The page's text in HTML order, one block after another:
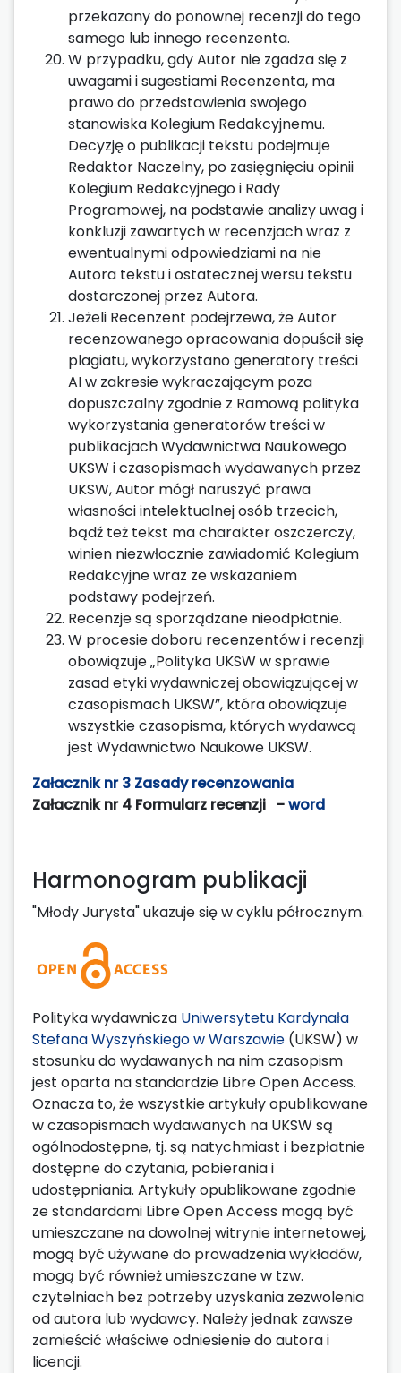
przekazany do ponownej recenzji do tego
samego lub innego recenzenta.
W przypadku, gdy Autor nie zgadza się z
uwagami i sugestiami Recenzenta, ma
prawo do przedstawienia swojego
stanowiska Kolegium Redakcyjnemu.
Decyzję o publikacji tekstu podejmuje
Redaktor Naczelny, po zasięgnięciu opinii
Kolegium Redakcyjnego i Rady
Programowej, na podstawie analizy uwag i
konkluzji zawartych w recenzjach wraz z
ewentualnymi odpowiedziami na nie
Autora tekstu i ostatecznej wersu tekstu
dostarczonej przez Autora.
Jeżeli Recenzent podejrzewa, że Autor
recenzowanego opracowania dopuścił się
plagiatu, wykorzystano generatory treści
AI w zakresie wykraczającym poza
dopuszczalny zgodnie z Ramową polityka
wykorzystania generatorów treści w
publikacjach Wydawnictwa Naukowego
UKSW i czasopismach wydawanych przez
UKSW, Autor mógł naruszyć prawa
własności intelektualnej osób trzecich,
bądź też tekst ma charakter oszczerczy,
winien niezwłocznie zawiadomić Kolegium
Redakcyjne wraz ze wskazaniem
podstawy podejrzeń.
Recenzje są sporządzane nieodpłatnie.
W procesie doboru recenzentów i recenzji
obowiązuje „Polityka UKSW w sprawie
zasad etyki wydawniczej obowiązującej w
czasopismach UKSW”, która obowiązuje
wszystkie czasopisma, których wydawcą
jest Wydawnictwo Naukowe UKSW.
Załacznik nr 3 Zasady recenzowania
Załacznik nr 4 Formularz recenzji -word
Harmonogram publikacji
"Młody Jurysta" ukazuje się w cyklu półrocznym.
Polityka wydawnicza Uniwersytetu Kardynała
Stefana Wyszyńskiego w Warszawie (UKSW) w
stosunku do wydawanych na nim czasopism
jest oparta na standardzie Libre Open Access.
Oznacza to, że wszystkie artykuły opublikowane
w czasopismach wydawanych na UKSW są
ogólnodostępne, tj. są natychmiast i bezpłatnie
dostępne do czytania, pobierania i
udostępniania. Artykuły opublikowane zgodnie
ze standardami Libre Open Access mogą być
umieszczane na dowolnej witrynie internetowej,
mogą być używane do prowadzenia wykładów,
mogą być również umieszczane w tzw.
czytelniach bez potrzeby uzyskania zezwolenia
od autora lub wydawcy. Należy jednak zawsze
zamieścić właściwe odniesienie do autora i
licencji.